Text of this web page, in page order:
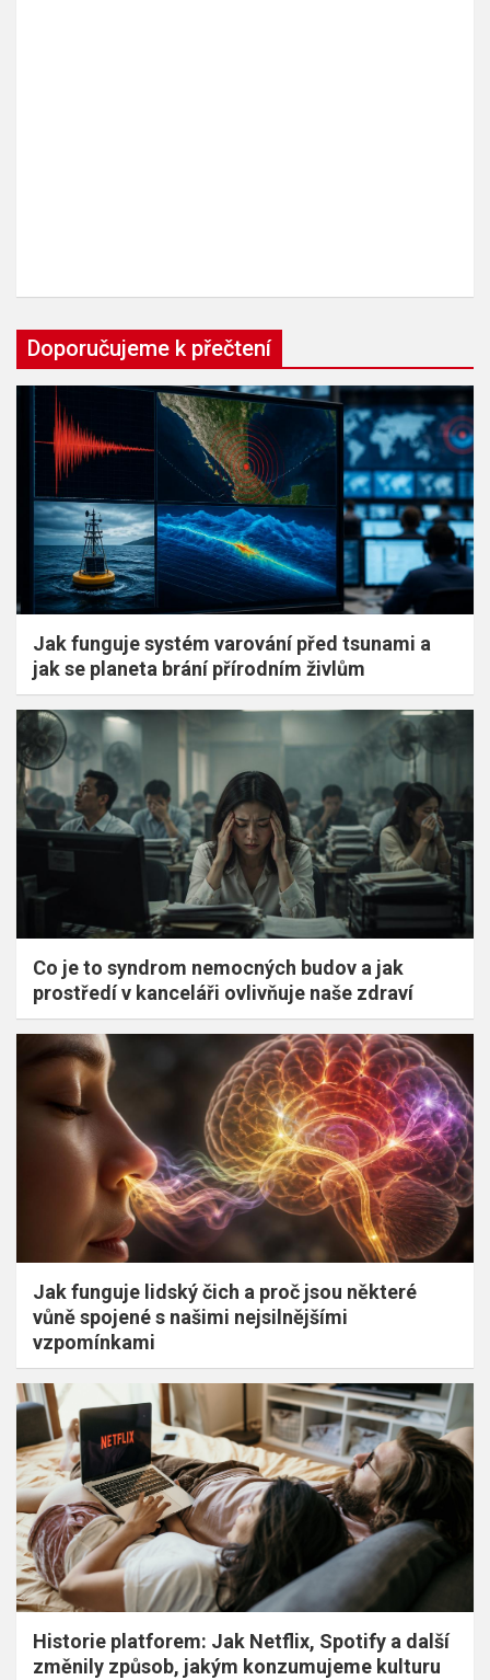
Doporučujeme k přečtení
Jak funguje systém varování před tsunami a
jak se planeta brání přírodním živlům
Co je to syndrom nemocných budov a jak
prostředí v kanceláři ovlivňuje naše zdraví
Jak funguje lidský čich a proč jsou některé
vůně spojené s našimi nejsilnějšími
vzpomínkami
Historie platforem: Jak Netflix, Spotify a další
změnily způsob, jakým konzumujeme kulturu